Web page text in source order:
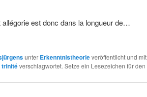
est donc dans la longueur de…
unter Erkenntnistheorieveröffentlicht und mit
trinitéverschlagwortet. Setze ein Lesezeichen für den